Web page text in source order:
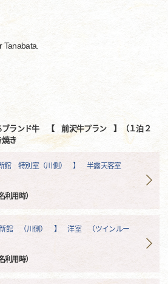
ブランド牛 【 前沢牛プラン 】（１泊２
き
特別室（川側） 】 半露天客室
利用時）
（川側） 】 洋室 （ツインルー
利用時）